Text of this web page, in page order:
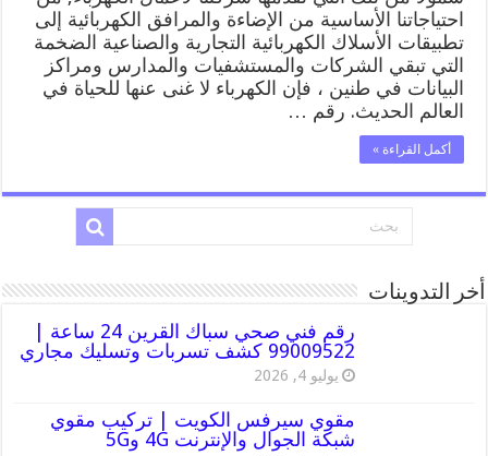
احتياجاتنا الأساسية من الإضاءة والمرافق الكهربائية إلى
تطبيقات الأسلاك الكهربائية التجارية والصناعية الضخمة
التي تبقي الشركات والمستشفيات والمدارس ومراكز
البيانات في طنين ، فإن الكهرباء لا غنى عنها للحياة في
العالم الحديث. رقم …
أكمل القراءة »
أخر التدوينات
رقم فني صحي سباك القرين 24 ساعة |
99009522 كشف تسربات وتسليك مجاري
يوليو 4, 2026
مقوي سيرفس الكويت | تركيب مقوي
شبكة الجوال والإنترنت 4G و5G